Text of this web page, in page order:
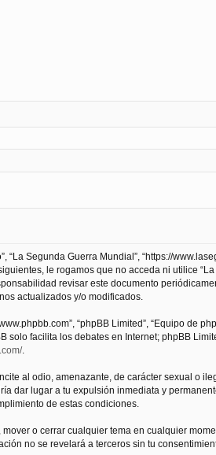
“La Segunda Guerra Mundial”, “https://
le rogamos que no acceda ni utilice
revisar este documento
actualizados y/o modificados.
“phpBB Limited”, “Equipo de
solo facilita los debates en Internet; phpBB
.
al odio, amenazante, de carácter sexual o
dar lugar a tu expulsión inmediata y
de estas condiciones.
o cerrar cualquier tema en cualquier
no se revelará a terceros sin tu